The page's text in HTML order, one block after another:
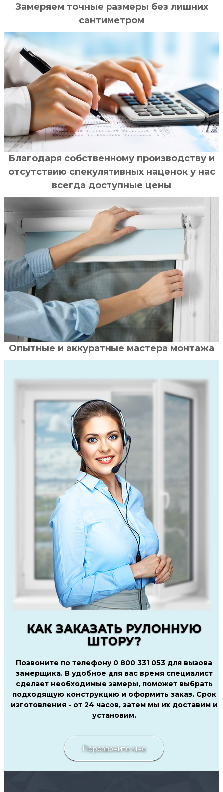
Замеряем точные размеры без лишних
сантиметром
Благодаря собственному производству и
отсутствию спекулятивных наценок у нас
всегда доступные цены
Опытные и аккуратные мастера монтажа
КАК ЗАКАЗАТЬ РУЛОННУЮ
ШТОРУ?
Позвоните по телефону 0 800 331 053 для вызова
замерщика. В удобное для вас время специалист
сделает необходимые замеры, поможет выбрать
подходящую конструкцию и оформить заказ. Срок
изготовления - от 24 часов, затем мы их доставим и
установим.
Перезвоните мне